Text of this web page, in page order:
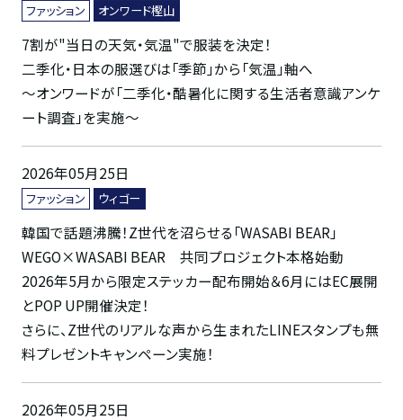
ファッション オンワード樫山
7割が"当日の天気・気温"で服装を決定！
二季化・日本の服選びは「季節」から「気温」軸へ
～オンワードが「二季化・酷暑化に関する生活者意識アンケ
ート調査」を実施～
2026年05月25日
ファッション ウィゴー
韓国で話題沸騰！Z世代を沼らせる「WASABI BEAR」
WEGO×WASABI BEAR 共同プロジェクト本格始動
2026年5月から限定ステッカー配布開始＆6月にはEC展開
とPOP UP開催決定！
さらに、Z世代のリアルな声から生まれたLINEスタンプも無
料プレゼントキャンペーン実施！
2026年05月25日